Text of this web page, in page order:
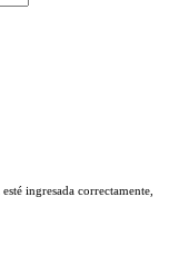
ingresada correctamente,